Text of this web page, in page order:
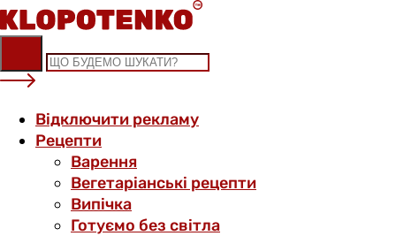
Skip
to
content
Відключити рекламу
Рецепти
Варення
Вегетаріанські рецепти
Випічка
Готуємо без світла